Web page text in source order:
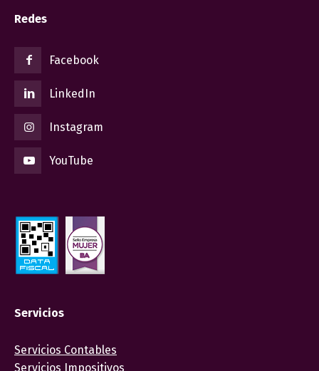
Redes
Facebook
LinkedIn
Instagram
YouTube
Servicios
Servicios Contables
Servicios Impositivos